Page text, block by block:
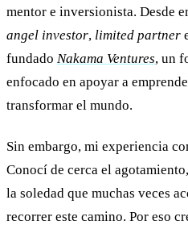
mentor e inversionista. Desde
angel investor, limited partner
fundado Nakama Ventures, un
enfocado en apoyar a
transformar el mundo.
Sin embargo, mi experiencia
Conocí de cerca el
la soledad que muchas veces
recorrer este camino. Por eso